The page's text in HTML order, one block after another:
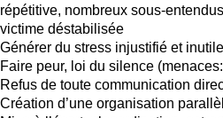
répétitive, nombreux sous-
victime déstabilisée
Générer du stress injustifié et inutile
Faire peur, loi du silence
Refus de toute communication
Création d’une organisation